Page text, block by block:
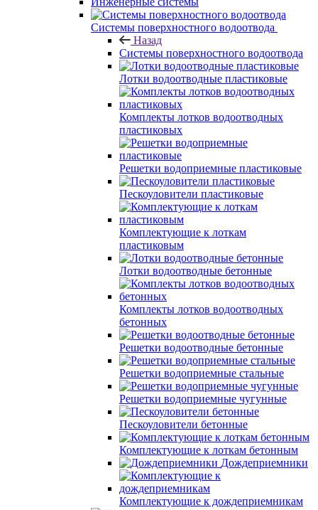
Системы поверхностного водоотвода
Назад
Системы поверхностного водоотвода
Лотки водоотводные пластиковые
Комплекты лотков водоотводных
пластиковых
Решетки водоприемные пластиковые
Пескоуловители пластиковые
Комплектующие к лоткам
пластиковым
Лотки водоотводные бетонные
Комплекты лотков водоотводных
бетонных
Решетки водоотводные бетонные
Решетки водоприемные стальные
Решетки водоприемные чугунные
Пескоуловители бетонные
Комплектующие к лоткам бетонным
Дождеприемники
Комплектующие к дождеприемникам